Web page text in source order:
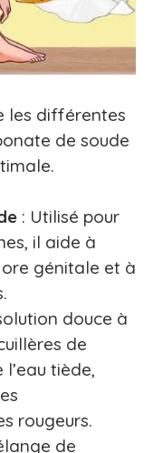
les différentes
de soude
: Utilisé pour
il aide à
génitale et à
douce à
de
tiède,
rougeurs.
de